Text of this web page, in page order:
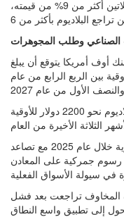
ومنذ موجة البيع الحادة يوم الجمعة، فقد البلاتين أكثر من 9% من قيمته،
وطلب المجوهرات
أوف أمريكا يتوقع أن يبلغ
نحو 3000 دولار للأوقية بين الربع الرابع من عام
كما يتوقع البنك أن يبلغ متوسط سعر البلاديوم نحو 2200 دولار للأوقية
وحققت معادن مجموعة البلاتين مكاسب قوية خلال عام 2025 مع تصاعد
رسوم جمركية على المعادن
المخاوف تراجعت بعد فشل